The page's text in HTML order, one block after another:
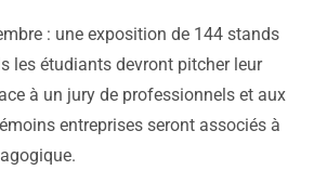
: une exposition de 144 stands
les étudiants devront pitcher leur
à un jury de professionnels et aux
entreprises seront associés à